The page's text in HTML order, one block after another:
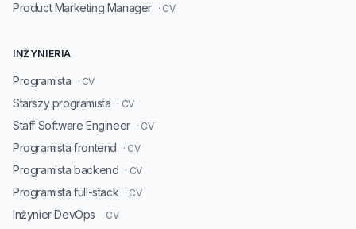
Product Marketing Manager · CV
INŻYNIERIA
Programista · CV
Starszy programista · CV
Staff Software Engineer · CV
Programista frontend · CV
Programista backend · CV
Programista full-stack · CV
Inżynier DevOps · CV